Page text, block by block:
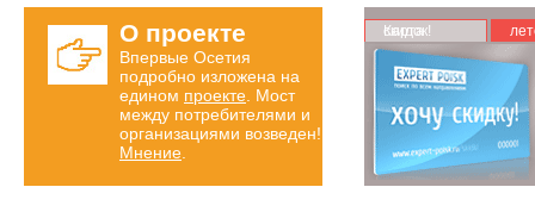
О проекте
Впервые Осетия
подробно изложена на
едином проекте . Мост
между потребителями и
организациями возведен!
Мнение
Карта скидок!